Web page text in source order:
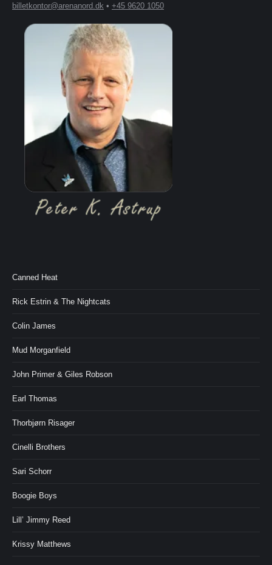
billetkontor@arenanord.dk • +45 9620 1050
Canned Heat
Rick Estrin & The Nightcats
Colin James
Mud Morganfield
John Primer & Giles Robson
Earl Thomas
Thorbjørn Risager
Cinelli Brothers
Sari Schorr
Boogie Boys
Lill’ Jimmy Reed
Krissy Matthews